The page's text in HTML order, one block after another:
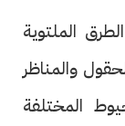
الملتوية
والمناظر
المختلفة